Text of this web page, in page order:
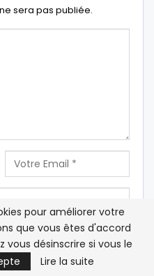
sera pas publiée.
e-mail et mon site Web
prochaine fois que je
pour améliorer votre
que vous êtes d'accord
vous désinscrire si vous le
Lire la suite